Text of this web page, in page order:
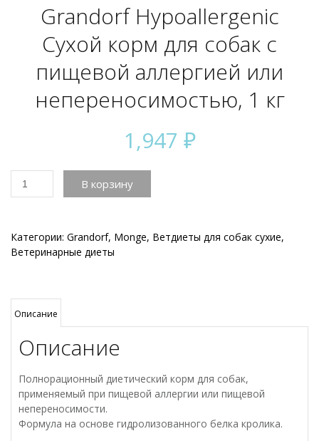
Grandorf Hypoallergenic
Сухой корм для собак с
пищевой аллергией или
непереносимостью, 1 кг
1,947 ₽
Количество
товара
Сухой
корм
с
пищевой
аллергией
или
непереносимостью,
кг
В корзину
Категории: Grandorf, Monge, Ветдиеты для собак сухие,
Ветеринарные диеты
Описание
Описание
Полнорационный диетический корм для собак,
применяемый при пищевой аллергии или пищевой
непереносимости.
Формула на основе гидролизованного белка кролика.